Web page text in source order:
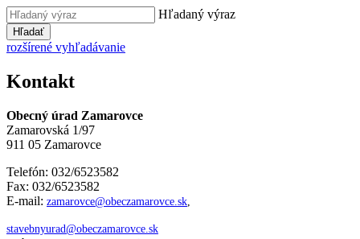
Hľadaný výraz
Hľadať
rozšírené vyhľadávanie
Kontakt
Obecný úrad Zamarovce
Zamarovská 1/97
911 05 Zamarovce
Telefón: 032/6523582
Fax: 032/6523582
E-mail: zamarovce@obeczamarovce.sk
stavebnyurad@obeczamarovce.sk